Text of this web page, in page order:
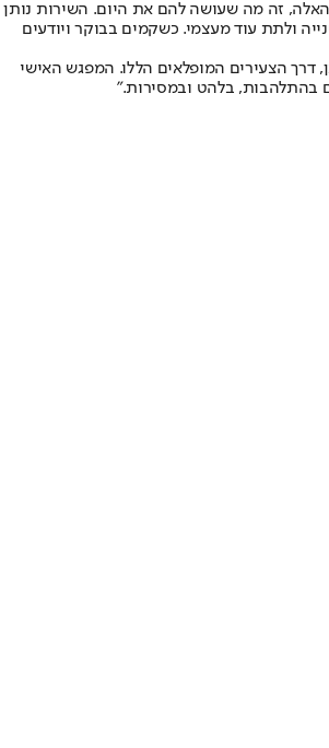
זה מה שעושה להם את היום. השירות נותן
ולתת עוד מעצמי. כשקמים בבוקר ויודעים
דרך הצעירים המופלאים הללו. המפגש האישי
בהתלהבות, בלהט ובמסירות."